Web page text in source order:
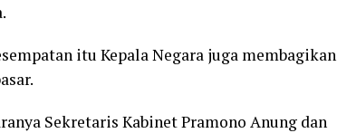
itu Kepala Negara juga membagikan
Sekretaris Kabinet Pramono Anung dan